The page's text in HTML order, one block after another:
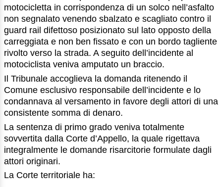
motocicletta in corrispondenza di un solco nell’asfalto
non segnalato venendo sbalzato e scagliato contro il
guard rail difettoso posizionato sul lato opposto della
carreggiata e non ben fissato e con un bordo tagliente
rivolto verso la strada. A seguito dell’incidente al
motociclista veniva amputato un braccio.
Il Tribunale accoglieva la domanda ritenendo il
Comune esclusivo responsabile dell’incidente e lo
condannava al versamento in favore degli attori di una
consistente somma di denaro.
La sentenza di primo grado veniva totalmente
sovvertita dalla Corte d’Appello, la quale rigettava
integralmente le domande risarcitorie formulate dagli
attori originari.
La Corte territoriale ha: